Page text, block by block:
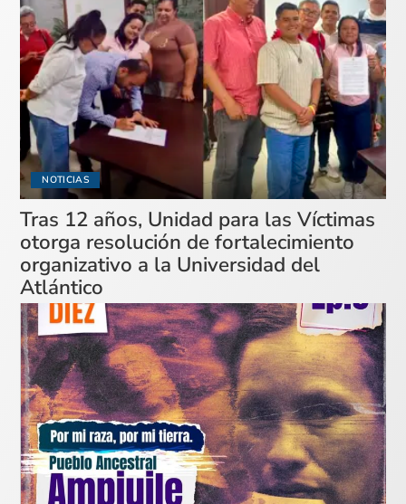
NOTICIAS
Tras 12 años, Unidad para las Víctimas
otorga resolución de fortalecimiento
organizativo a la Universidad del
Atlántico